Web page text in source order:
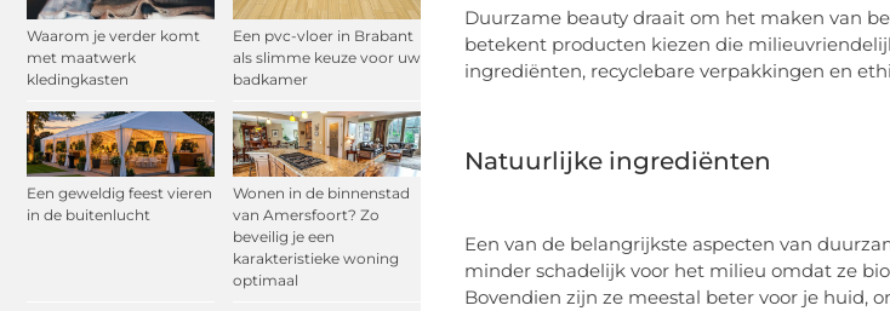
Waarom je verder komt
met maatwerk
kledingkasten
Een pvc-vloer in Brabant
als slimme keuze voor uw
badkamer
Een geweldig feest vieren
in de buitenlucht
Wonen in de binnenstad
van Amersfoort? Zo
beveilig je een
karakteristieke woning
optimaal
Duurzame beauty draait om het maken van
betekent producten kiezen die
ingrediënten, recyclebare verpakkingen en
Natuurlijke ingrediënten
Een van de belangrijkste aspecten van
minder schadelijk voor het milieu omdat ze
Bovendien zijn ze meestal beter voor je huid,